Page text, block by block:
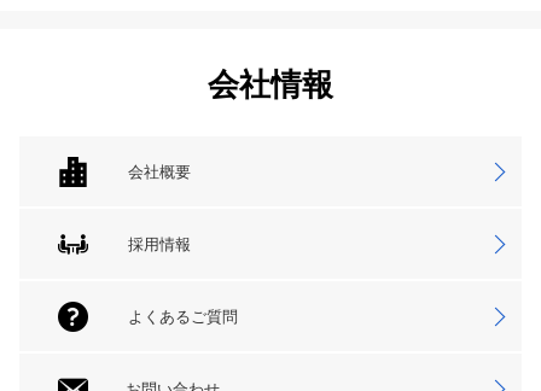
会社情報
会社概要
採用情報
よくあるご質問